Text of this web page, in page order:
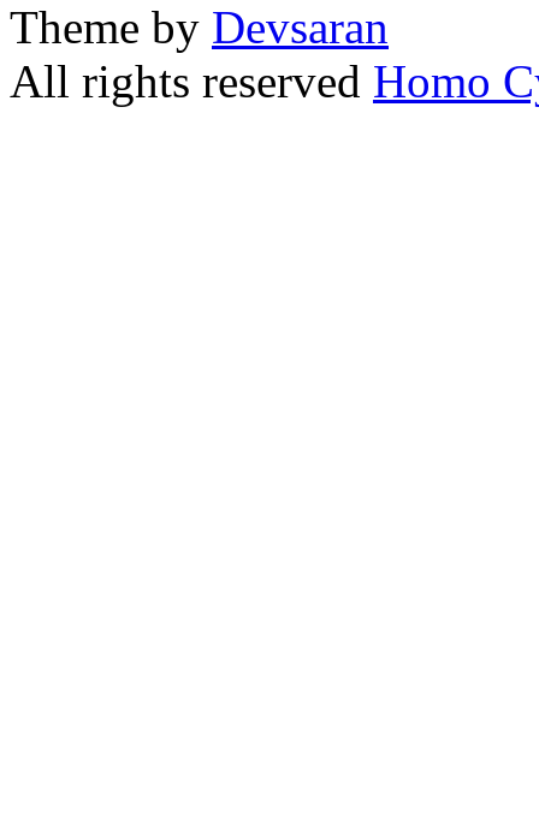
Theme by Devsaran
All rights reserved Homo